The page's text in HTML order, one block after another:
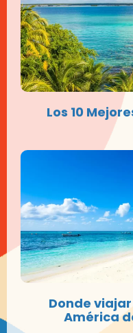
Los 10
Donde
América